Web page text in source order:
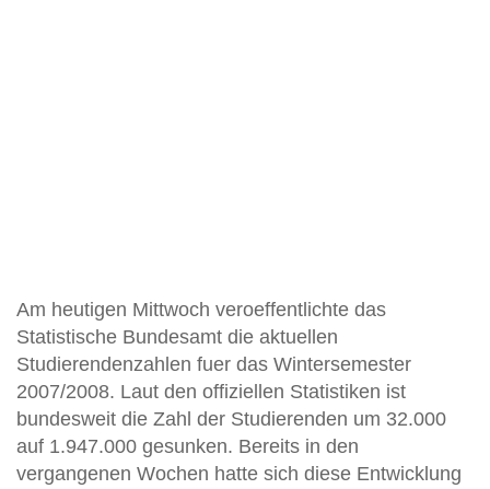
Am heutigen Mittwoch veroeffentlichte das
Statistische Bundesamt die aktuellen
Studierendenzahlen fuer das Wintersemester
2007/2008. Laut den offiziellen Statistiken ist
bundesweit die Zahl der Studierenden um 32.000
auf 1.947.000 gesunken. Bereits in den
vergangenen Wochen hatte sich diese Entwicklung